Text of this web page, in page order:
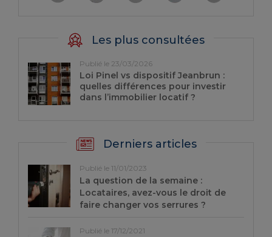
Les plus consultées
Publié le 23/03/2026
Loi Pinel vs dispositif Jeanbrun :
quelles différences pour investir
dans l’immobilier locatif ?
Derniers articles
Publié le 11/01/2023
La question de la semaine :
Locataires, avez-vous le droit de
faire changer vos serrures ?
Publié le 17/12/2021